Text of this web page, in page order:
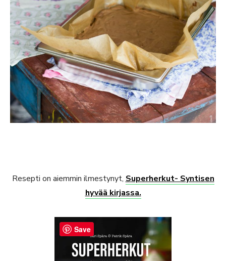
Resepti on aiemmin ilmestynyt, Superherkut- Syntisen
hyvää kirjassa.
Save